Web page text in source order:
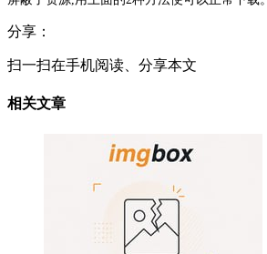
分享：
扫一扫在手机阅读、分享本文
相关文章